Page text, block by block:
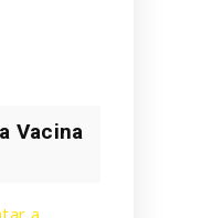
Vacina